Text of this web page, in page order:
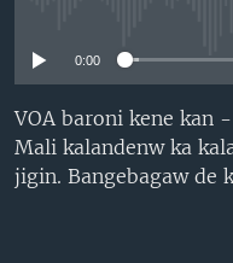
0:00
VOA baroni kene kan
Mali kalandenw ka
jigin. Bangebagaw de